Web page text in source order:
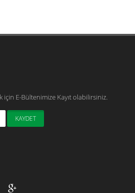
E-Bültenimize Kayıt olabilirsiniz.